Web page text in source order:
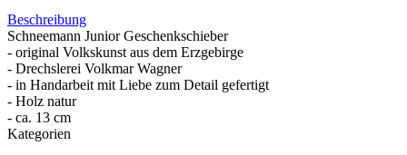
Beschreibung
Schneemann Junior Geschenkschieber
- original Volkskunst aus dem Erzgebirge
- Drechslerei Volkmar Wagner
- in Handarbeit mit Liebe zum Detail gefertigt
- Holz natur
- ca. 13 cm
Kategorien